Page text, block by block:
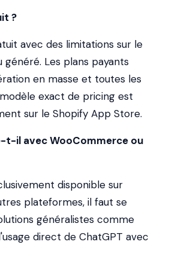
?
avec des limitations sur le
Les plans payants
en masse et toutes les
exact de pricing est
sur le Shopify App Store.
t-il avec WooCommerce ou
disponible sur
plateformes, il faut se
généralistes comme
direct de ChatGPT avec